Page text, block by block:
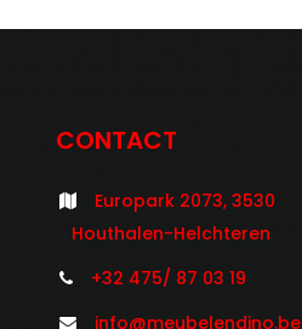
CONTACT
Europark 2073, 3530
Houthalen-Helchteren
+32 475/ 87 03 19
info@meubelendino.be